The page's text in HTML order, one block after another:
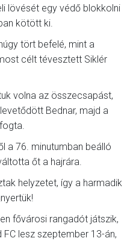
lövését egy védő blokkolni
kötött ki.
tört befelé, mint a
célt tévesztett Siklér
volna az összecsapást,
Bednar, majd a
a 76. minutumban beálló
őt a hajrára.
helyzetet, így a harmadik
fővárosi rangadót játszik,
lesz szeptember 13-án,